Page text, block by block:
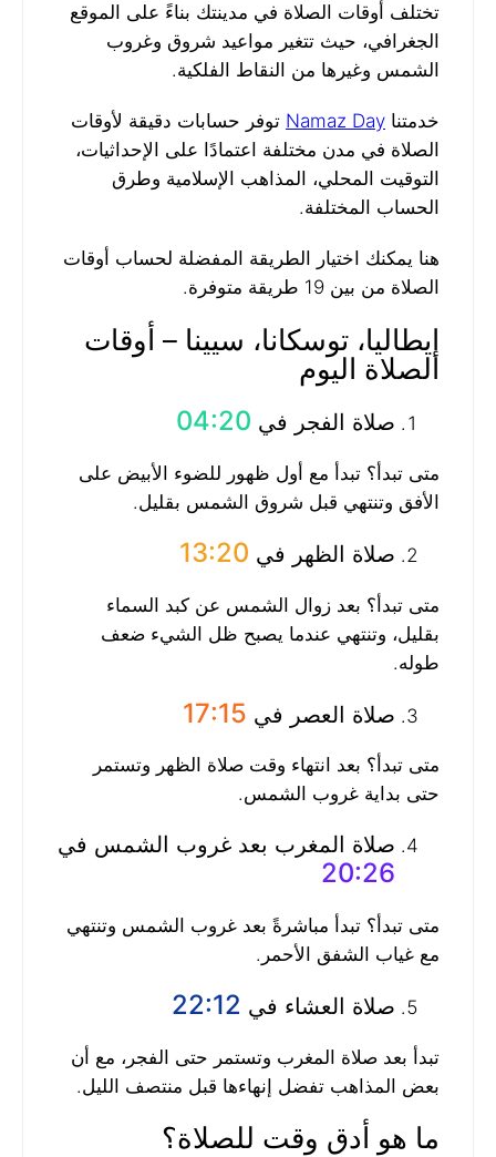
تختلف أوقات الصلاة في مدينتك بناءً على الموقع
الجغرافي، حيث تتغير مواعيد شروق وغروب
الشمس وغيرها من النقاط الفلكية.
خدمتنا Namaz Day توفر حسابات دقيقة لأوقات
الصلاة في مدن مختلفة اعتمادًا على الإحداثيات،
التوقيت المحلي، المذاهب الإسلامية وطرق
الحساب المختلفة.
هنا يمكنك اختيار الطريقة المفضلة لحساب أوقات
الصلاة من بين 19 طريقة متوفرة.
إيطاليا، توسكانا، سيينا – أوقات
الصلاة اليوم
صلاة الفجر في 04:20
متى تبدأ؟ تبدأ مع أول ظهور للضوء الأبيض على
الأفق وتنتهي قبل شروق الشمس بقليل.
صلاة الظهر في 13:20
متى تبدأ؟ بعد زوال الشمس عن كبد السماء
بقليل، وتنتهي عندما يصبح ظل الشيء ضعف
طوله.
صلاة العصر في 17:15
متى تبدأ؟ بعد انتهاء وقت صلاة الظهر وتستمر
حتى بداية غروب الشمس.
صلاة المغرب بعد غروب الشمس في
20:26
متى تبدأ؟ تبدأ مباشرةً بعد غروب الشمس وتنتهي
مع غياب الشفق الأحمر.
صلاة العشاء في 22:12
تبدأ بعد صلاة المغرب وتستمر حتى الفجر، مع أن
بعض المذاهب تفضل إنهاءها قبل منتصف الليل.
ما هو أدق وقت للصلاة؟